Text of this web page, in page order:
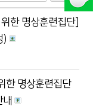
한 명상훈련집단]
)
한 명상훈련집단
내